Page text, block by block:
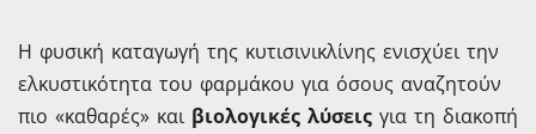
Η φυσική καταγωγή της κυτισινικλίνης ενισχύει την
ελκυστικότητα του φαρμάκου για όσους αναζητούν
πιο «καθαρές» και βιολογικές λύσεις για τη διακοπή